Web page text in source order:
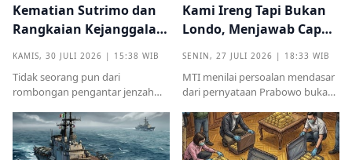
Kematian Sutrimo dan
Rangkaian Kejanggalan
Kampung Halaman
KAMIS, 30 JULI 2026 | 15:38 WIB
Tidak seorang pun dari
rombongan pengantar jenzah
identitas ataupun menjelaskan
dari instansi mana.
Kami Ireng Tapi Bukan
Londo, Menjawab Cap
Kekuasaan
SENIN, 27 JULI 2026 | 18:33 WIB
MTI menilai persoalan mendasar
dari pernyataan Prabowo bukan
melainkan implikasinya yang
sangat destruktif bagi kualitas
demokrasi